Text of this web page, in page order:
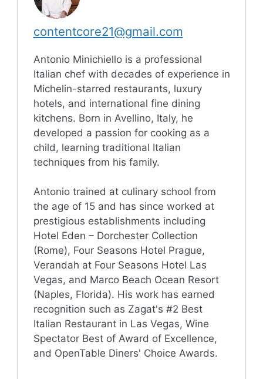
contentcore21@gmail.com
Antonio Minichiello is a professional
Italian chef with decades of experience in
Michelin-starred restaurants, luxury
hotels, and international fine dining
kitchens. Born in Avellino, Italy, he
developed a passion for cooking as a
child, learning traditional Italian
techniques from his family.
Antonio trained at culinary school from
the age of 15 and has since worked at
prestigious establishments including
Hotel Eden – Dorchester Collection
(Rome), Four Seasons Hotel Prague,
Verandah at Four Seasons Hotel Las
Vegas, and Marco Beach Ocean Resort
(Naples, Florida). His work has earned
recognition such as Zagat's #2 Best
Italian Restaurant in Las Vegas, Wine
Spectator Best of Award of Excellence,
and OpenTable Diners' Choice Awards.